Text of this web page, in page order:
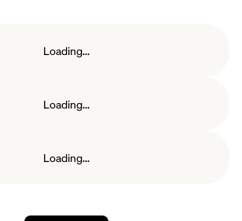
Loading...
Loading...
Loading...